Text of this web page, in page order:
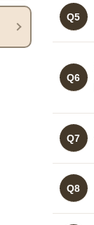
Q5
Q6
Q7
Q8